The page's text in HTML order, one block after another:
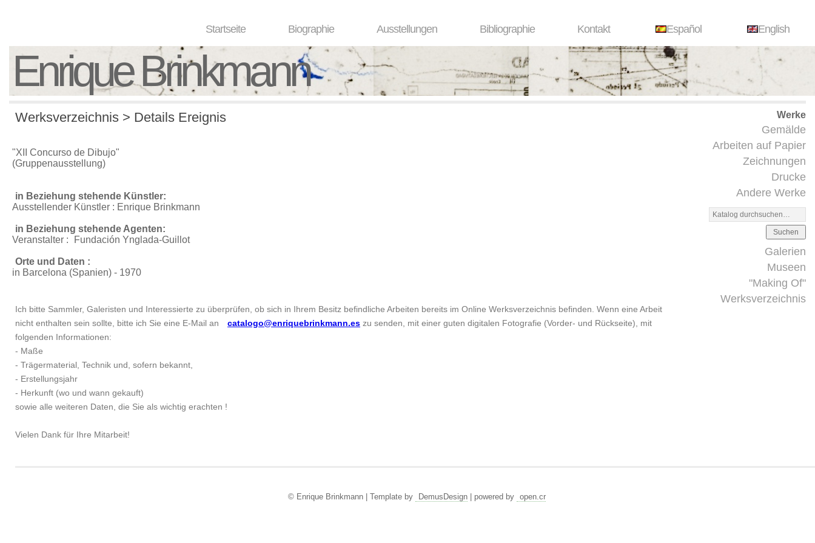
Startseite Biographie Ausstellungen Bibliographie Kontakt Español English
Enrique Brinkmann
Werke
Gemälde
Arbeiten auf Papier
Zeichnungen
Drucke
Andere Werke
Suchen
Galerien
Museen
"Making Of"
Werksverzeichnis
Werksverzeichnis > Details Ereignis
"XII Concurso de Dibujo"
(Gruppenausstellung)
in Beziehung stehende Künstler:
Ausstellender Künstler : Enrique Brinkmann
in Beziehung stehende Agenten:
Veranstalter :
Fundación Ynglada-Guillot
Orte und Daten :
in Barcelona (Spanien) - 1970
Ich bitte Sammler, Galeristen und Interessierte zu überprüfen, ob sich in Ihrem Besitz befindliche Arbeiten bereits im Online Werksverzeichnis befinden. Wenn eine Arbeit
nicht enthalten sein sollte, bitte ich Sie eine E-Mail an
catalogo@enriquebrinkmann.es zu senden, mit einer guten digitalen Fotografie (Vorder- und Rückseite), mit
folgenden Informationen:
- Maße
- Trägermaterial, Technik und, sofern bekannt,
- Erstellungsjahr
- Herkunft (wo und wann gekauft)
sowie alle weiteren Daten, die Sie als wichtig erachten !
Vielen Dank für Ihre Mitarbeit!
© Enrique Brinkmann | Template by DemusDesign| powered by open.cr